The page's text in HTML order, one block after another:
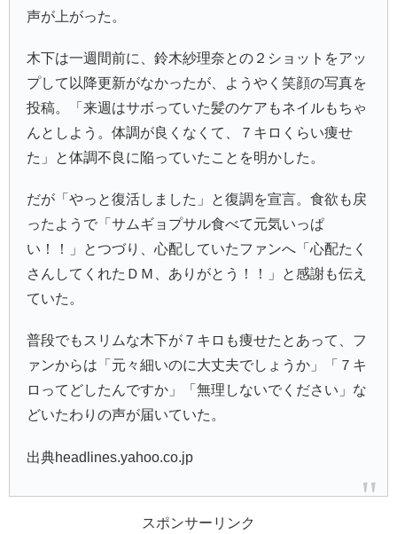
声が上がった。
木下は一週間前に、鈴木紗理奈との２ショットをアッ
プして以降更新がなかったが、ようやく笑顔の写真を
投稿。「来週はサボっていた髪のケアもネイルもちゃ
んとしよう。体調が良くなくて、７キロくらい痩せ
た」と体調不良に陥っていたことを明かした。
だが「やっと復活しました」と復調を宣言。食欲も戻
ったようで「サムギョプサル食べて元気いっぱ
い！！」とつづり、心配していたファンへ「心配たく
さんしてくれたＤＭ、ありがとう！！」と感謝も伝え
ていた。
普段でもスリムな木下が７キロも痩せたとあって、フ
ァンからは「元々細いのに大丈夫でしょうか」「７キ
ロってどしたんですか」「無理しないでください」な
どいたわりの声が届いていた。
出典headlines.yahoo.co.jp
スポンサーリンク